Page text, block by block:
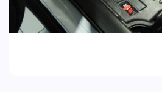
(34)